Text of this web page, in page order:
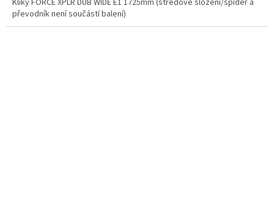
Kliky FORCE XPLR DUB WIDE E1 1725mm (středové složení/spider a
převodník není součástí balení)